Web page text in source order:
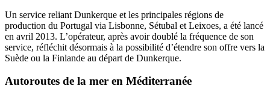
Un service reliant Dunkerque et les principales régions de
production du Portugal via Lisbonne, Sétubal et Leixoes, a été lancé
en avril 2013. L’opérateur, après avoir doublé la fréquence de son
service, réfléchit désormais à la possibilité d’étendre son offre vers la
Suède ou la Finlande au départ de Dunkerque.
Autoroutes de la mer en Méditerranée